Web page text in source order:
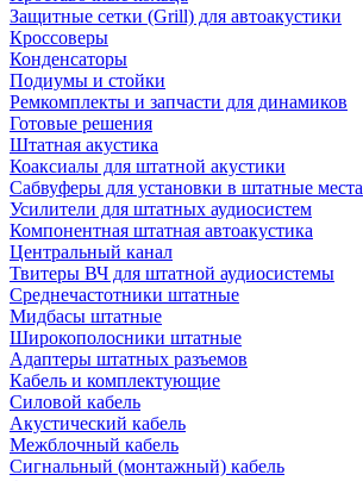
Защитные сетки (Grill) для автоакустики
Кроссоверы
Конденсаторы
Подиумы и стойки
Ремкомплекты и запчасти для динамиков
Готовые решения
Штатная акустика
Коаксиалы для штатной акустики
Сабвуферы для установки в штатные места
Усилители для штатных аудиосистем
Компонентная штатная автоакустика
Центральный канал
Твитеры ВЧ для штатной аудиосистемы
Среднечастотники штатные
Мидбасы штатные
Широкополосники штатные
Адаптеры штатных разъемов
Кабель и комплектующие
Силовой кабель
Акустический кабель
Межблочный кабель
Сигнальный (монтажный) кабель